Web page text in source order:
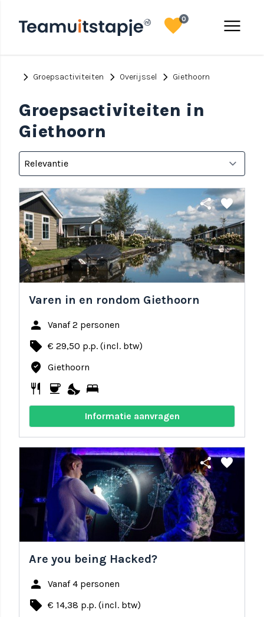
menu
favorite0
chevron_right Groepsactiviteiten chevron_right Overijssel chevron_right Giethoorn
Groepsactiviteiten in
Giethoorn
share favorite
Varen in en rondom Giethoorn
person Vanaf 2 personen
local_offer € 29,50 p.p. (incl. btw)
where_to_vote Giethoorn
restaurant coffee nights_stay bed
Informatie aanvragen
share favorite
Are you being Hacked?
person Vanaf 4 personen
local_offer € 14,38 p.p. (incl. btw)